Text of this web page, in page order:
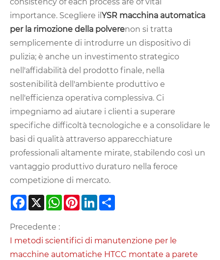
importance. Scegliere il YSR macchina automatica
per la rimozione della polverenon si tratta
semplicemente di introdurre un dispositivo di
pulizia; è anche un investimento strategico
nell'affidabilità del prodotto finale, nella
sostenibilità dell'ambiente produttivo e
nell'efficienza operativa complessiva. Ci
impegniamo ad aiutare i clienti a superare
specifiche difficoltà tecnologiche e a consolidare le
basi di qualità attraverso apparecchiature
professionali altamente mirate, stabilendo così un
vantaggio produttivo duraturo nella feroce
competizione di mercato.
Facebook
X WhatsApp
PinterestLinkedIn
Precedente :
I metodi scientifici di manutenzione per le
macchine automatiche HTCC montate a parete